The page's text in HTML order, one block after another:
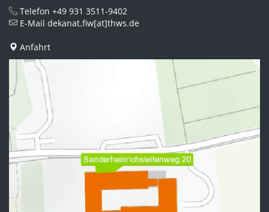
Telefon +49 931 3511-9402
E-Mail dekanat.fiw[at]thws.de
Anfahrt